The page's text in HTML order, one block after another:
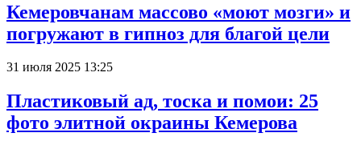
Кемеровчанам массово «моют мозги» и
погружают в гипноз для благой цели
31 июля 2025 13:25
Пластиковый ад, тоска и помои: 25
фото элитной окраины Кемерова